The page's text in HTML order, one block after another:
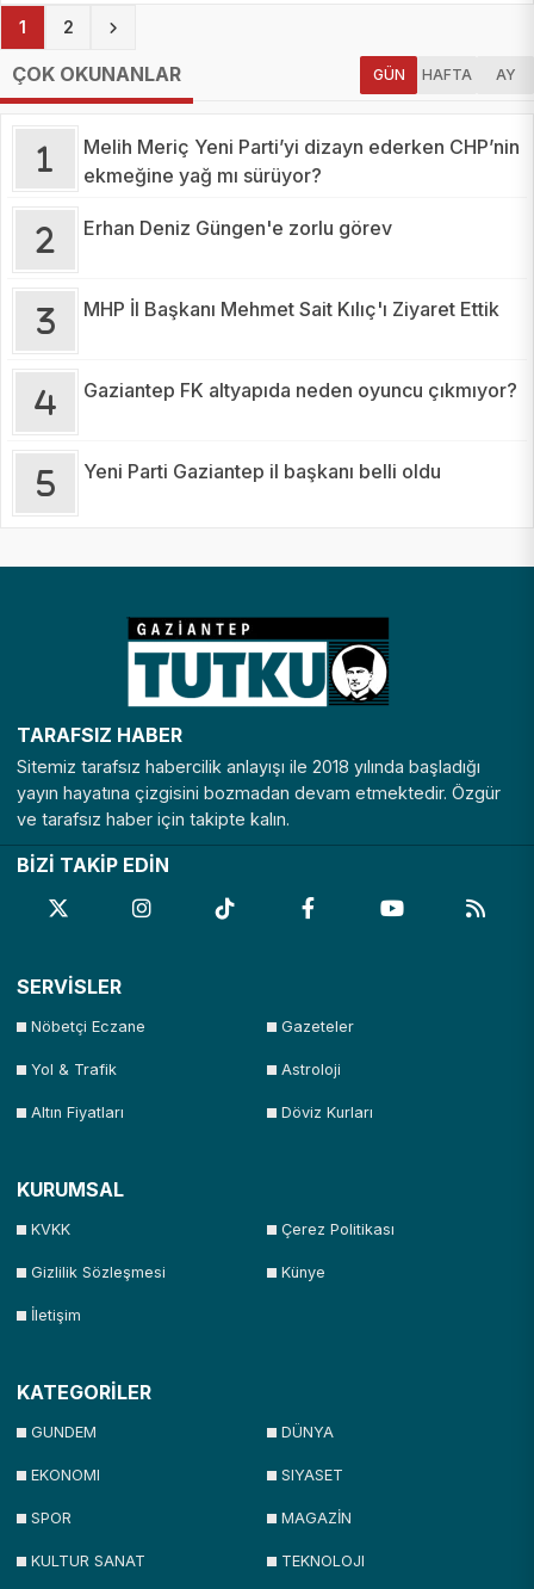
1 (current)
2
ÇOK OKUNANLAR GÜN HAFTA AY
Melih Meriç Yeni Parti’yi dizayn ederken CHP’nin
ekmeğine yağ mı sürüyor?
Erhan Deniz Güngen'e zorlu görev
MHP İl Başkanı Mehmet Sait Kılıç'ı Ziyaret Ettik
Gaziantep FK altyapıda neden oyuncu çıkmıyor?
Yeni Parti Gaziantep il başkanı belli oldu
TARAFSIZ HABER
Sitemiz tarafsız habercilik anlayışı ile 2018 yılında başladığı
yayın hayatına çizgisini bozmadan devam etmektedir. Özgür
ve tarafsız haber için takipte kalın.
BİZİ TAKİP EDİN
SERVİSLER
Nöbetçi Eczane Gazeteler
Yol & Trafik Astroloji
Altın Fiyatları Döviz Kurları
KURUMSAL
KVKK Çerez Politikası
Gizlilik Sözleşmesi Künye
İletişim
KATEGORİLER
GUNDEM DÜNYA
EKONOMI SIYASET
SPOR MAGAZİN
KULTUR SANAT TEKNOLOJI